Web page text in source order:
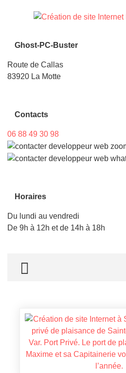
Ghost-PC-Buster
Route de Callas
83920 La Motte
Contacts
06 88 49 30 98
Horaires
Du lundi au vendredi
De 9h à 12h et de 14h à 18h
TOGGLE MENU